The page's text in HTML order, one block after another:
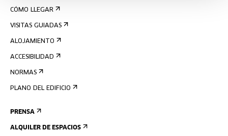
CÓMO LLEGAR
VISITAS GUIADAS
ALOJAMIENTO
ACCESIBILIDAD
NORMAS
PLANO DEL EDIFICIO
PRENSA
ALQUILER DE ESPACIOS